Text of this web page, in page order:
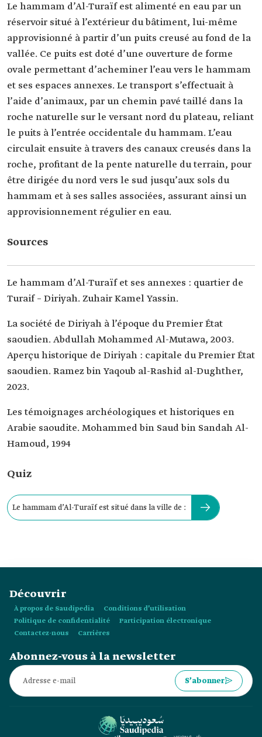
Le hammam d’Al-Turaïf est alimenté en eau par un
réservoir situé à l’extérieur du bâtiment, lui-même
approvisionné à partir d’un puits creusé au fond de la
vallée. Ce puits est doté d’une ouverture de forme
ovale permettant d’acheminer l’eau vers le hammam
et ses espaces annexes. Le transport s’effectuait à
l’aide d’animaux, par un chemin pavé taillé dans la
roche naturelle sur le versant nord du plateau, reliant
le puits à l’entrée occidentale du hammam. L’eau
circulait ensuite à travers des canaux creusés dans la
roche, profitant de la pente naturelle du terrain, pour
être dirigée du nord vers le sud jusqu’aux sols du
hammam et à ses salles associées, assurant ainsi un
approvisionnement régulier en eau.
Sources
Le hammam d’Al-Turaïf et ses annexes : quartier de
Turaif – Diriyah. Zuhair Kamel Yassin.
La société de Diriyah à l’époque du Premier État
saoudien. Abdullah Mohammed Al-Mutawa, 2003.
Aperçu historique de Diriyah : capitale du Premier État
saoudien. Ramez bin Yaqoub al-Rashid al-Dughther,
2023.
Les témoignages archéologiques et historiques en
Arabie saoudite. Mohammed bin Saud bin Sandah Al-
Hamoud, 1994
Quiz
Le hammam d’Al-Turaïf est situé dans la ville de :
Découvrir
À propos de Saudipedia
Conditions d’utilisation
Politique de confidentialité
Participation électronique
Contactez-nous
Carrières
Abonnez-vous à la newsletter
S’abonner